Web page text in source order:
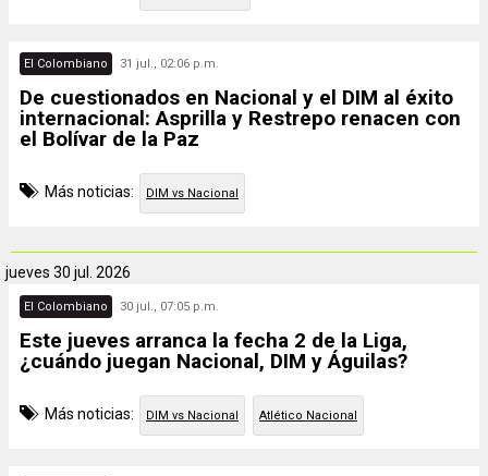
El Colombiano 31 jul., 02:06 p.m.
De cuestionados en Nacional y el DIM al éxito
internacional: Asprilla y Restrepo renacen con
el Bolívar de la Paz
Más noticias: DIM vs Nacional
jueves 30 jul. 2026
El Colombiano 30 jul., 07:05 p.m.
Este jueves arranca la fecha 2 de la Liga,
¿cuándo juegan Nacional, DIM y Águilas?
Más noticias: DIM vs Nacional Atlético Nacional